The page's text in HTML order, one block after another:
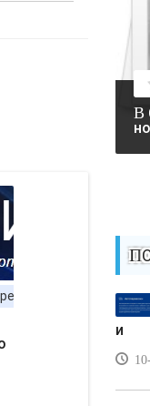
В Славянске нет слив, зато есть
и